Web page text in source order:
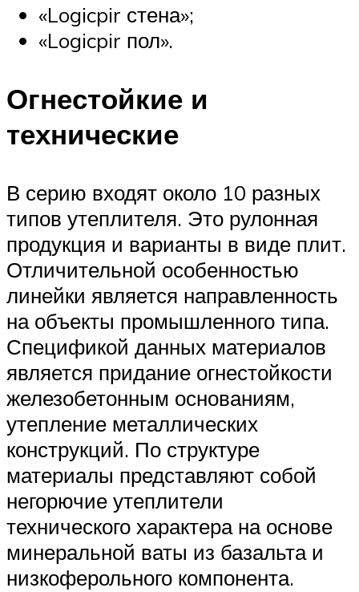
«Logicpir стена»;
«Logicpir пол».
Огнестойкие и
технические
В серию входят около 10 разных
типов утеплителя. Это рулонная
продукция и варианты в виде плит.
Отличительной особенностью
линейки является направленность
на объекты промышленного типа.
Спецификой данных материалов
является придание огнестойкости
железобетонным основаниям,
утепление металлических
конструкций. По структуре
материалы представляют собой
негорючие утеплители
технического характера на основе
минеральной ваты из базальта и
низкоферольного компонента.